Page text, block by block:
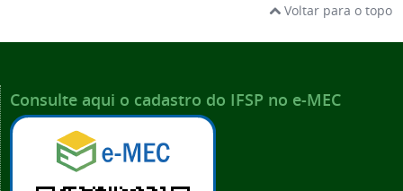
Voltar para o topo
Consulte aqui o cadastro do IFSP no e-MEC